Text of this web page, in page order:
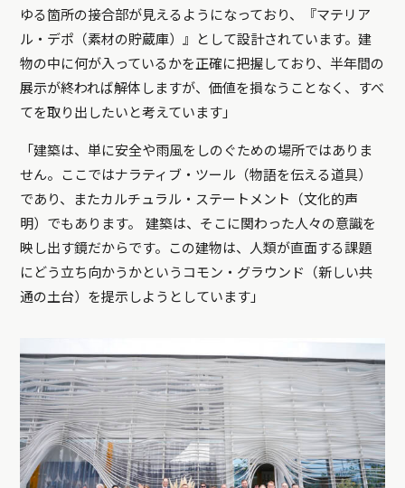
ゆる箇所の接合部が見えるようになっており、『マテリア
ル・デポ（素材の貯蔵庫）』として設計されています。建
物の中に何が入っているかを正確に把握しており、半年間の
展示が終われば解体しますが、価値を損なうことなく、すべ
てを取り出したいと考えています」
「建築は、単に安全や雨風をしのぐための場所ではありま
せん。ここではナラティブ・ツール（物語を伝える道具）
であり、またカルチュラル・ステートメント（文化的声
明）でもあります。 建築は、そこに関わった人々の意識を
映し出す鏡だからです。この建物は、人類が直面する課題
にどう立ち向かうかというコモン・グラウンド（新しい共
通の土台）を提示しようとしています」